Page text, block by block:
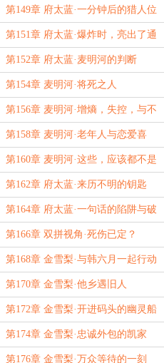
第149章 府太蓝·一分钟后的猎人位
置
第151章 府太蓝·爆炸时，亮出了通
关的曙光
第152章 府太蓝·麦明河的判断
第154章 麦明河·将死之人
第156章 麦明河·增熵，失控，与不
甘
第158章 麦明河·老年人与恋爱喜
剧？
第160章 麦明河·这些，应该都不是
被增加的记忆吧？
第162章 府太蓝·来历不明的钥匙
第164章 府太蓝·一句话的陷阱与破
局
第166章 双拼视角·死伤已定？
第168章 金雪梨·与韩六月一起行动
第170章 金雪梨·他乡遇旧人
第172章 金雪梨·开进码头的幽灵船
第174章 金雪梨·忠诚外包的凯家
人？
第176章 金雪梨·万众等待的一刻